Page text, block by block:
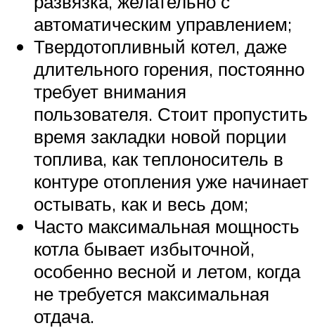
автоматическим управлением;
Твердотопливный котел, даже
длительного горения, постоянно
требует внимания
пользователя. Стоит пропустить
время закладки новой порции
топлива, как теплоноситель в
контуре отопления уже начинает
остывать, как и весь дом;
Часто максимальная мощность
котла бывает избыточной,
особенно весной и летом, когда
не требуется максимальная
отдача.